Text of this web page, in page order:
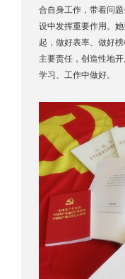
合自身工作，带着问
设中发挥重要作用。
起，做好表率、做好
主要责任，创造性地
学习、工作中做好。